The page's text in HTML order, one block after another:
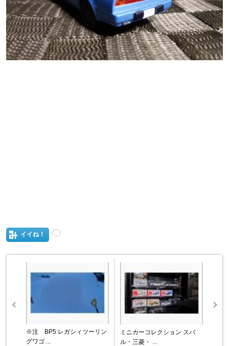
イイね！
※注 BP5 レガシィツーリン
グワゴ ...
ミニカーコレクション スバ
ル・三菱・ ...